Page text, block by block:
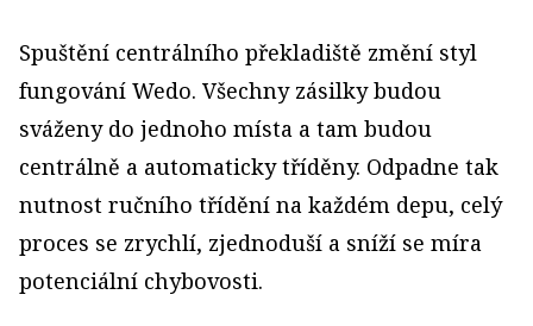
Spuštění centrálního překladiště změní styl
fungování Wedo. Všechny zásilky budou
sváženy do jednoho místa a tam budou
centrálně a automaticky tříděny. Odpadne tak
nutnost ručního třídění na každém depu, celý
proces se zrychlí, zjednoduší a sníží se míra
potenciální chybovosti.